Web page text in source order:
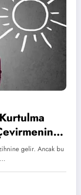
7
gelir. Ancak bu